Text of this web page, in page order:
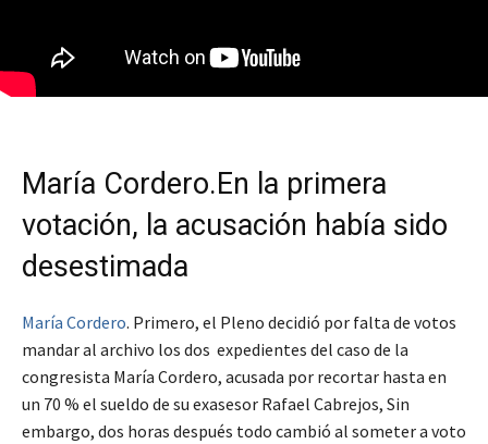
María Cordero.En la primera
votación, la acusación había sido
desestimada
María Cordero. Primero, el Pleno decidió por falta de votos
mandar al archivo los dos expedientes del caso de la
congresista María Cordero, acusada por recortar hasta en
un 70 % el sueldo de su exasesor Rafael Cabrejos, Sin
embargo, dos horas después todo cambió al someter a voto